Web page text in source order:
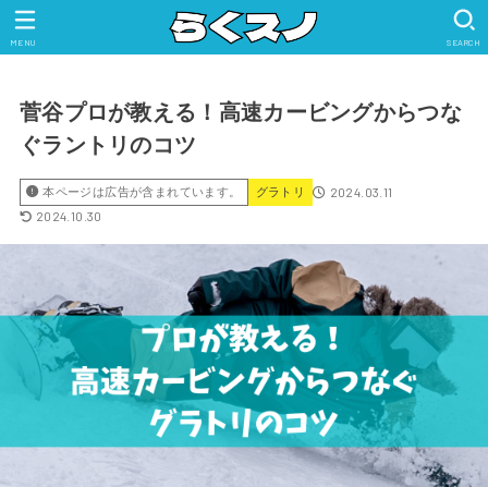
SEARCH
MENU
菅谷プロが教える！高速カービングからつな
ぐラントリのコツ
本ページは広告が含まれています。 グラトリ
2024.03.11
2024.10.30